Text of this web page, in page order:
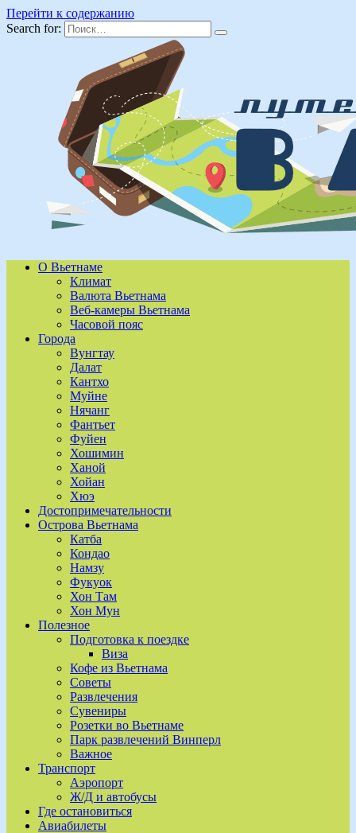
Перейти к содержанию
Search for:
О Вьетнаме
Климат
Валюта Вьетнама
Веб-камеры Вьетнама
Часовой пояс
Города
Вунгтау
Далат
Кантхо
Муйне
Нячанг
Фантьет
Фуйен
Хошимин
Ханой
Хойан
Хюэ
Достопримечательности
Острова Вьетнама
Катба
Кондао
Намзу
Фукуок
Хон Там
Хон Мун
Полезное
Подготовка к поездке
Виза
Кофе из Вьетнама
Советы
Развлечения
Сувениры
Розетки во Вьетнаме
Парк развлечений Винперл
Важное
Транспорт
Аэропорт
Ж/Д и автобусы
Где остановиться
Авиабилеты